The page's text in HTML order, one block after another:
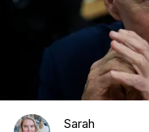
Sarah